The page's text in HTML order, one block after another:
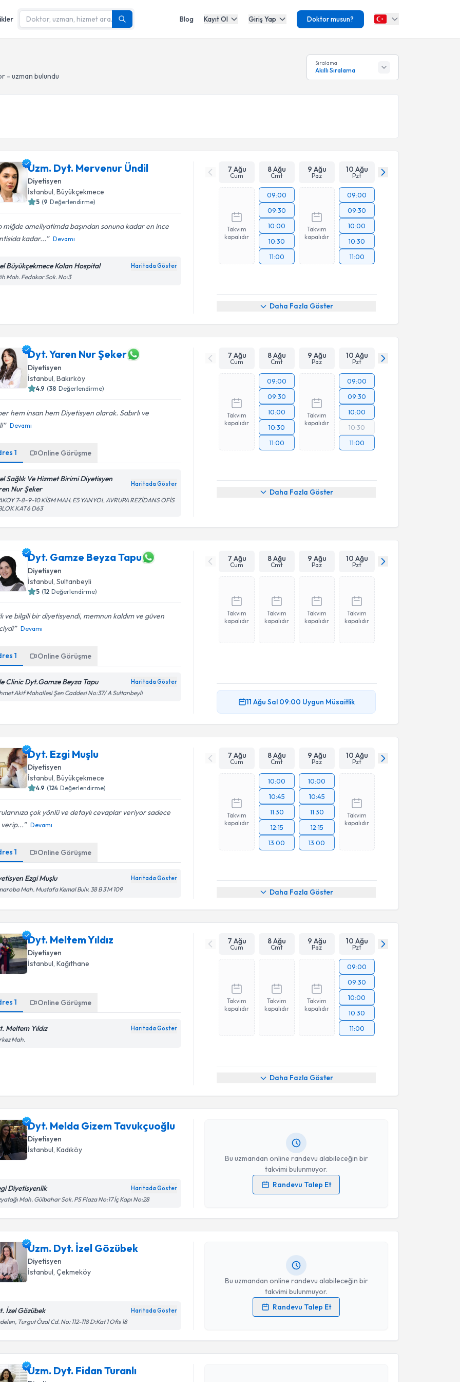
Blog Kayıt Ol Giriş Yap Doktor musun?
- uzman bulundu
Sıralama
Akıllı Sıralama
Uzm. Dyt. Mervenur Ündil
Diyetisyen
İstanbul, Büyükçekmece
5 (9 Değerlendirme)
miğde ameliyatimda başından sonuna kadar en ince
kadar...
Devamı
Büyükçekmece Kolan Hospital Haritada Göster
Mah. Fedakar Sok. No:3
7 Ağu
Cum
8 Ağu
Cmt
9 Ağu
Paz
10 Ağu
Pzt
Takvim
kapalıdır
09:00
09:30
10:00
10:30
11:00
Takvim
kapalıdır
09:00
09:30
10:00
10:30
11:00
Daha Fazla Göster
Dyt. Yaren Nur Şeker
Diyetisyen
İstanbul , Bakırköy
4.9 (38 Değerlendirme)
hem insan hem Diyetisyen olarak. Sabırlı ve
Devamı
1 Online Görüşme
Sağlık Ve Hizmet Birimi Diyetisyen
Nur Şeker
Haritada Göster
7-8-9-10 KİSM MAH. E5 YANYOL AVRUPA REZİDANS OFİS
KAT6 D63
7 Ağu
Cum
8 Ağu
Cmt
9 Ağu
Paz
10 Ağu
Pzt
Takvim
kapalıdır
09:00
09:30
10:00
10:30
11:00
Takvim
kapalıdır
09:00
09:30
10:00
10:30
11:00
Daha Fazla Göster
Dyt. Gamze Beyza Tapu
Diyetisyen
İstanbul , Sultanbeyli
5 (12 Değerlendirme)
ve bilgili bir diyetisyendi, memnun kaldım ve güven
Devamı
1 Online Görüşme
Clinic Dyt.Gamze Beyza Tapu Haritada Göster
Akif Mahallesi Şen Caddesi No:37/ A Sultanbeyli
7 Ağu
Cum
8 Ağu
Cmt
9 Ağu
Paz
10 Ağu
Pzt
Takvim
kapalıdır
Takvim
kapalıdır
Takvim
kapalıdır
Takvim
kapalıdır
11 Ağu Sal 09:00 Uygun Müsaitlik
Dyt. Ezgi Muşlu
Diyetisyen
İstanbul , Büyükçekmece
4.9 (124 Değerlendirme)
çok yönlü ve detaylı cevaplar veriyor sadece
verip...
Devamı
1 Online Görüşme
Ezgi Muşlu Haritada Göster
Mah. Mustafa Kemal Bulv. 38 B 3 M 109
7 Ağu
Cum
8 Ağu
Cmt
9 Ağu
Paz
10 Ağu
Pzt
Takvim
kapalıdır
10:00
10:45
11:30
12:15
13:00
10:00
10:45
11:30
12:15
13:00
Takvim
kapalıdır
Daha Fazla Göster
Dyt. Meltem Yıldız
Diyetisyen
İstanbul, Kağıthane
1 Online Görüşme
Meltem Yıldız Haritada Göster
Mah.
7 Ağu
Cum
8 Ağu
Cmt
9 Ağu
Paz
10 Ağu
Pzt
Takvim
kapalıdır
Takvim
kapalıdır
Takvim
kapalıdır
09:00
09:30
10:00
10:30
11:00
Daha Fazla Göster
Dyt. Melda Gizem Tavukçuoğlu
Diyetisyen
İstanbul , Kadıköy
Diyetisyenlik Haritada Göster
Mah. Gülbahar Sok. PS Plaza No:17 İç Kapı No:28
Bu uzmandan online randevu alabileceğin bir
takvimi bulunmuyor.
Randevu Talep Et
Randevu Takvimi Talebi
Kişisel verilerimin işlenmesine ilişkinAydınlatma Metni
Uzm. Dyt. İzel Gözübek
Diyetisyen
İstanbul , Çekmeköy
İzel Gözübek Haritada Göster
Turgut Özal Cd. No: 112-118 D:Kat 1 Ofis 18
Bu uzmandan online randevu alabileceğin bir
takvimi bulunmuyor.
Randevu Talep Et
Randevu Takvimi Talebi
Kişisel verilerimin işlenmesine ilişkinAydınlatma Metni
Uzm. Dyt. Fidan Turanlı